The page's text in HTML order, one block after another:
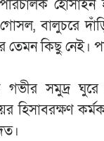
পরিচালক
বালুচরে
তেমন কিছু নেই।
গভীর সমুদ্র ঘুরে
হিসাবরক্ষণ